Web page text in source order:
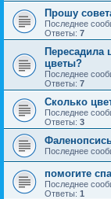
Прошу
Последнее
Ответы: 7
Пересадила
цветы?
Последнее
Ответы: 7
Сколько
Последнее
Ответы: 3
Последнее
помогите
Последнее
Ответы: 1